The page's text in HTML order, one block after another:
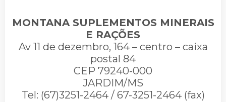
MONTANA SUPLEMENTOS MINERAIS
E RAÇÕES
Av 11 de dezembro, 164 – centro – caixa
postal 84
CEP 79240-000
JARDIM/MS
Tel: (67)3251-2464 / 67-3251-2464 (fax)